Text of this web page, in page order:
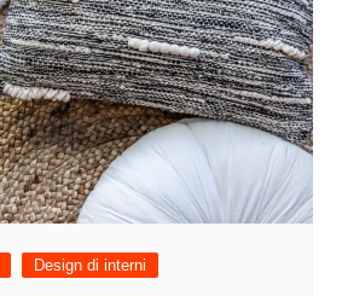
Design di interni